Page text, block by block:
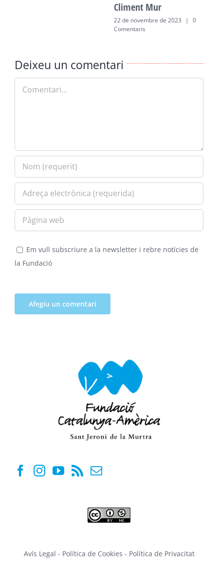
Climent Mur
22 de novembre de 2023 |
0
Comentaris
Deixeu un comentari
Em vull subscriure a la newsletter i rebre notícies de
la Fundació
Avís Legal - Política de Cookies - Política de Privacitat